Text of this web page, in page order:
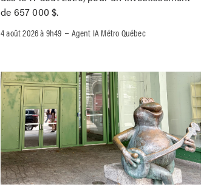
de 657 000 $.
4 août 2026 à 9h49 –Agent IA Métro Québec